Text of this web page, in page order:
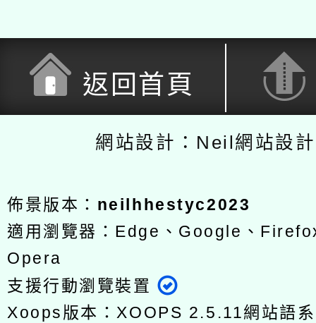
返回首頁
網站設計：Neil網站設
佈景版本： neilhhestyc2023
適用瀏覽器：Edge、Google、
Opera
支援行動瀏覽裝置
Xoops版本：XOOPS 2.5.11網站語